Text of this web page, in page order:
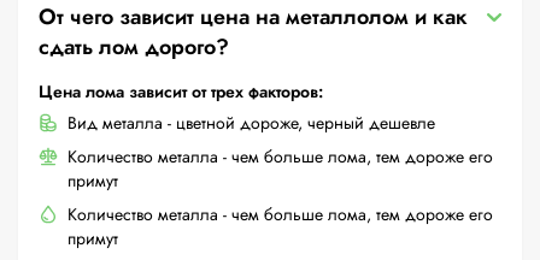
От чего зависит цена на металлолом и как
сдать лом дорого?
Цена лома зависит от трех факторов:
Вид металла - цветной дороже, черный дешевле
Количество металла - чем больше лома, тем дороже его
примут
Количество металла - чем больше лома, тем дороже его
примут